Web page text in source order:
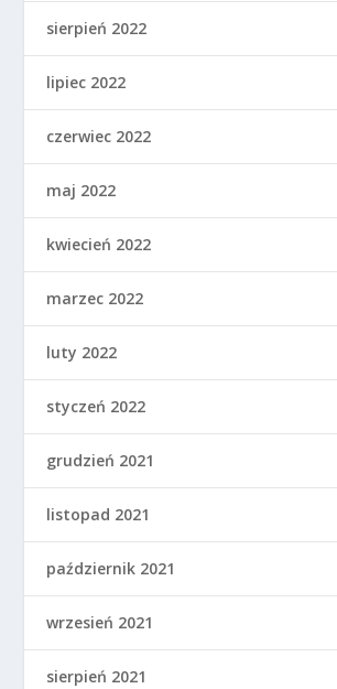
sierpień 2022
lipiec 2022
czerwiec 2022
maj 2022
kwiecień 2022
marzec 2022
luty 2022
styczeń 2022
grudzień 2021
listopad 2021
październik 2021
wrzesień 2021
sierpień 2021